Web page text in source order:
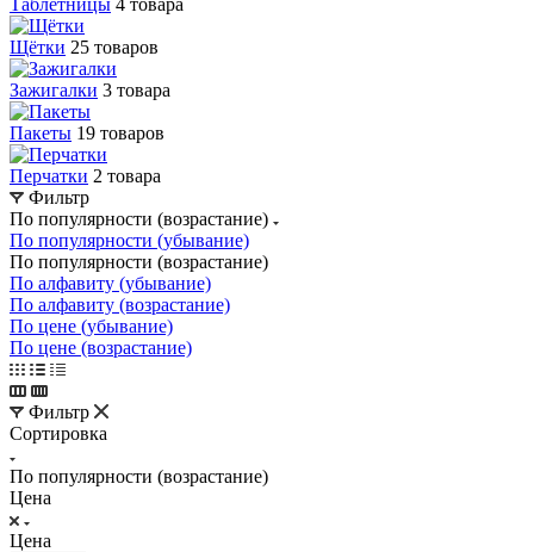
Щётки 25 товаров
Зажигалки 3 товара
Пакеты 19 товаров
Перчатки 2 товара
Фильтр
По популярности (возрастание)
По популярности (убывание)
По популярности (возрастание)
По алфавиту (убывание)
По алфавиту (возрастание)
По цене (убывание)
По цене (возрастание)
Фильтр
Сортировка
По популярности (возрастание)
Цена
Цена